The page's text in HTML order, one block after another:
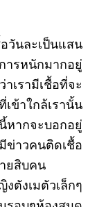
วันละเป็นแสน
รหนักมากอยู่
เรามีเชื้อที่จะ
ข้าใกล้เรานั้น
ากจะบอกอยู่
ข่าวคนติดเชื้อ
ยสิบคน
ตังเมตัวเล็กๆ